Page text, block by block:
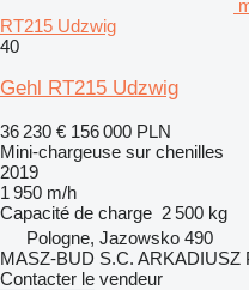
RT215 Udzwig
40
Gehl RT215 Udzwig
36 230 € 156 000 PLN
Mini-chargeuse sur chenilles
2019
1 950 m/h
Capacité de charge 2 500 kg
Pologne, Jazowsko 490
MASZ-BUD S.C. ARKADIUSZ
Contacter le vendeur